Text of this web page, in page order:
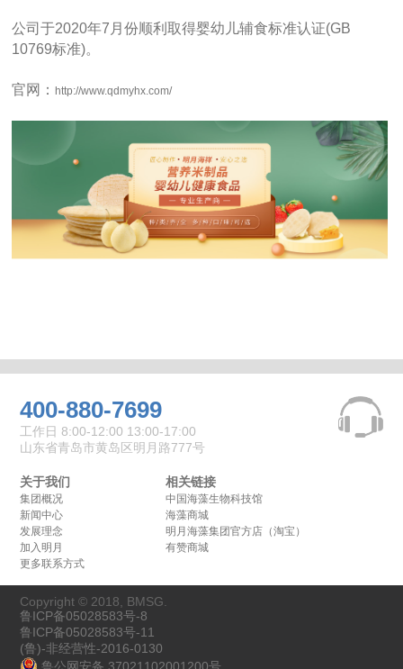
公司于2020年7月份顺利取得婴幼儿辅食标准认证(GB
10769标准)。
官网：http://www.qdmyhx.com/
400-880-7699
工作日 8:00-12:00 13:00-17:00
山东省青岛市黄岛区明月路777号
关于我们
集团概况
新闻中心
发展理念
加入明月
更多联系方式
相关链接
中国海藻生物科技馆
海藻商城
明月海藻集团官方店（淘宝）
有赞商城
Copyright © 2018, BMSG.
鲁ICP备05028583号-8
鲁ICP备05028583号-11
(鲁)-非经营性-2016-0130